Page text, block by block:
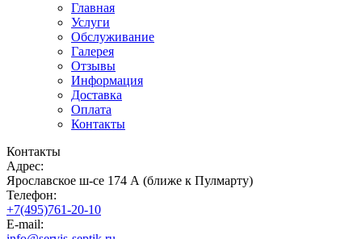
Главная
Услуги
Обслуживание
Галерея
Отзывы
Информация
Доставка
Оплата
Контакты
Контакты
Адрес:
Ярославское ш-се 174 А (ближе к Пулмарту)
Телефон:
+7(495)761-20-10
E-mail: